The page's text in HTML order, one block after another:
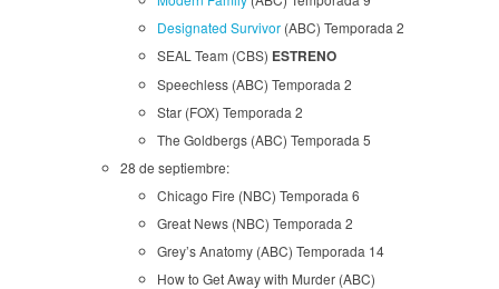
Designated Survivor (ABC) Temporada 2
SEAL Team (CBS) ESTRENO
Speechless (ABC) Temporada 2
Star (FOX) Temporada 2
The Goldbergs (ABC) Temporada 5
28 de septiembre:
Chicago Fire (NBC) Temporada 6
Great News (NBC) Temporada 2
Grey’s Anatomy (ABC) Temporada 14
How to Get Away with Murder (ABC)